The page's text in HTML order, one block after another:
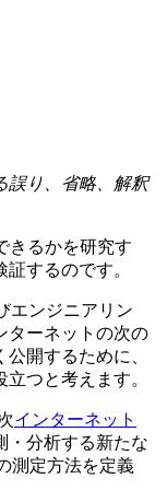
誤り、省略、解釈
きるかを研究す
するのです。
エンジニアリン
ターネットの次の
開するために、
つと考えます。
インターネット
・分析する新たな
測定方法を定義